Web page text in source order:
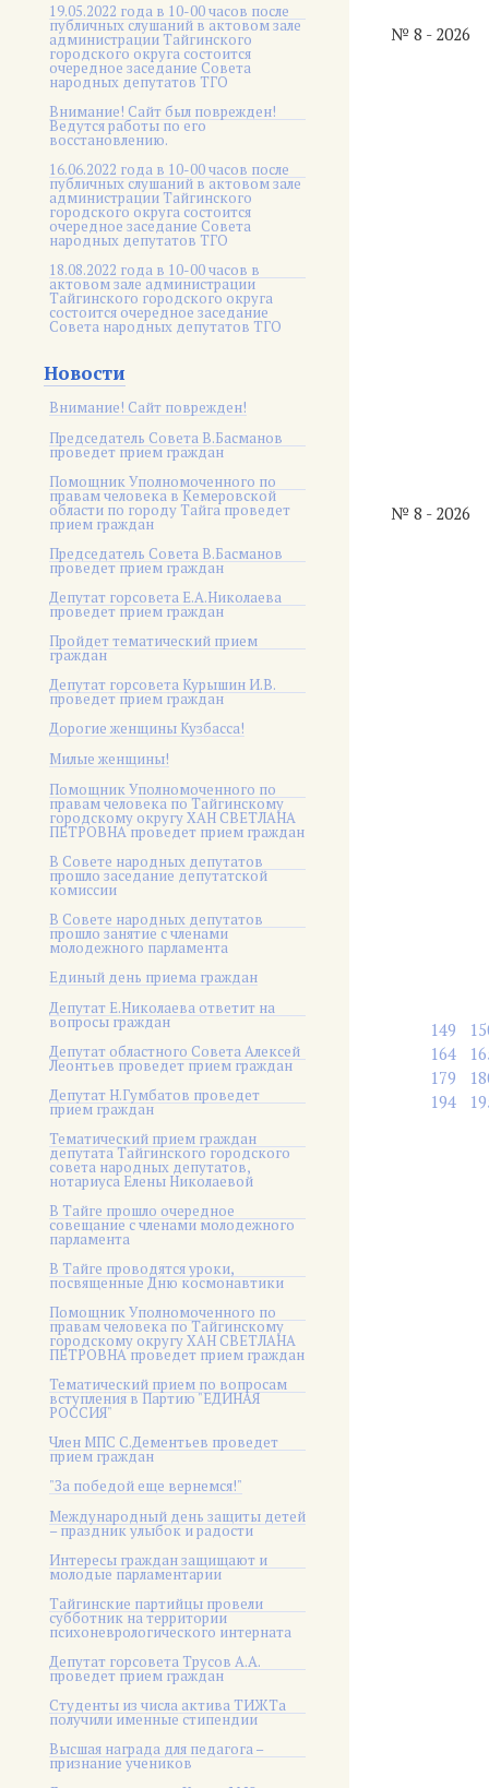
19.05.2022 года в 10-00 часов после
публичных слушаний в актовом зале
администрации Тайгинского
городского округа состоится
очередное заседание Совета
народных депутатов ТГО
Внимание! Сайт был поврежден!
Ведутся работы по его
восстановлению.
16.06.2022 года в 10-00 часов после
публичных слушаний в актовом зале
администрации Тайгинского
городского округа состоится
очередное заседание Совета
народных депутатов ТГО
18.08.2022 года в 10-00 часов в
актовом зале администрации
Тайгинского городского округа
состоится очередное заседание
Совета народных депутатов ТГО
Новости
Внимание! Сайт поврежден!
Председатель Совета В.Басманов
проведет прием граждан
Помощник Уполномоченного по
правам человека в Кемеровской
области по городу Тайга проведет
прием граждан
Председатель Совета В.Басманов
проведет прием граждан
Депутат горсовета Е.А.Николаева
проведет прием граждан
Пройдет тематический прием
граждан
Депутат горсовета Курышин И.В.
проведет прием граждан
Дорогие женщины Кузбасса!
Милые женщины!
Помощник Уполномоченного по
правам человека по Тайгинскому
городскому округу ХАН СВЕТЛАНА
ПЕТРОВНА проведет прием граждан
В Совете народных депутатов
прошло заседание депутатской
комиссии
В Совете народных депутатов
прошло занятие с членами
молодежного парламента
Единый день приема граждан
Депутат Е.Николаева ответит на
вопросы граждан
Депутат областного Совета Алексей
Леонтьев проведет прием граждан
Депутат Н.Гумбатов проведет
прием граждан
Тематический прием граждан
депутата Тайгинского городского
совета народных депутатов,
нотариуса Елены Николаевой
В Тайге прошло очередное
совещание с членами молодежного
парламента
В Тайге проводятся уроки,
посвященные Дню космонавтики
Помощник Уполномоченного по
правам человека по Тайгинскому
городскому округу ХАН СВЕТЛАНА
ПЕТРОВНА проведет прием граждан
Тематический прием по вопросам
вступления в Партию "ЕДИНАЯ
РОССИЯ"
Член МПС С.Дементьев проведет
прием граждан
"За победой еще вернемся!"
Международный день защиты детей
– праздник улыбок и радости
Интересы граждан защищают и
молодые парламентарии
Тайгинские партийцы провели
субботник на территории
психоневрологического интерната
Депутат горсовета Трусов А.А.
проведет прием граждан
Студенты из числа актива ТИЖТа
получили именные стипендии
Высшая награда для педагога –
признание учеников
№ 8 - 2026
№ 8 - 2026
149
164
179
194